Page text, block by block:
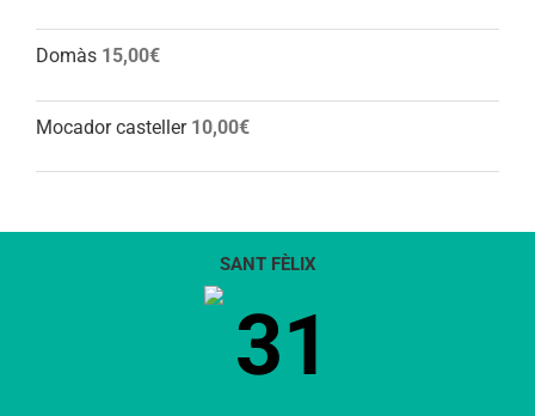
Domàs 15,00€
Mocador casteller 10,00€
SANT FÈLIX
31